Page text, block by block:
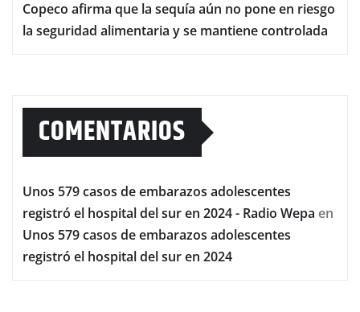
Copeco afirma que la sequía aún no pone en riesgo
la seguridad alimentaria y se mantiene controlada
COMENTARIOS
Unos 579 casos de embarazos adolescentes
registró el hospital del sur en 2024 - Radio Wepa en
Unos 579 casos de embarazos adolescentes
registró el hospital del sur en 2024